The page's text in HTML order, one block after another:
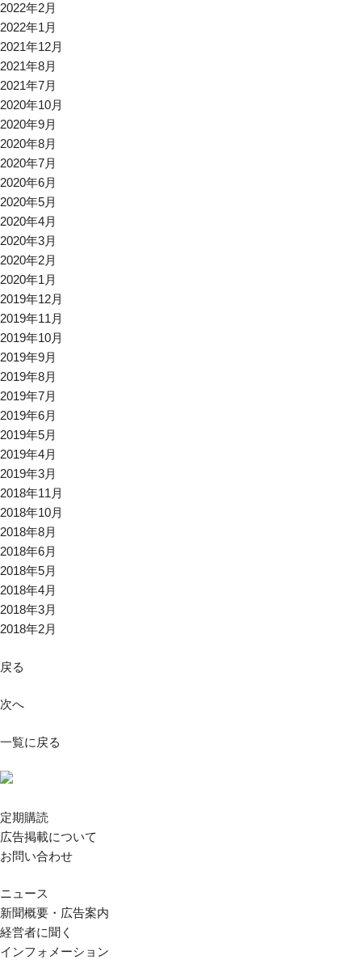
2022年2月
2022年1月
2021年12月
2021年8月
2021年7月
2020年10月
2020年9月
2020年8月
2020年7月
2020年6月
2020年5月
2020年4月
2020年3月
2020年2月
2020年1月
2019年12月
2019年11月
2019年10月
2019年9月
2019年8月
2019年7月
2019年6月
2019年5月
2019年4月
2019年3月
2018年11月
2018年10月
2018年8月
2018年6月
2018年5月
2018年4月
2018年3月
2018年2月
戻る
次へ
一覧に戻る
定期購読
広告掲載について
お問い合わせ
ニュース
新聞概要・広告案内
経営者に聞く
インフォメーション